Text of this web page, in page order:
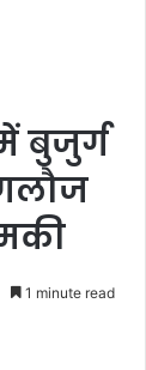
बुजुर्ग
1 minute read